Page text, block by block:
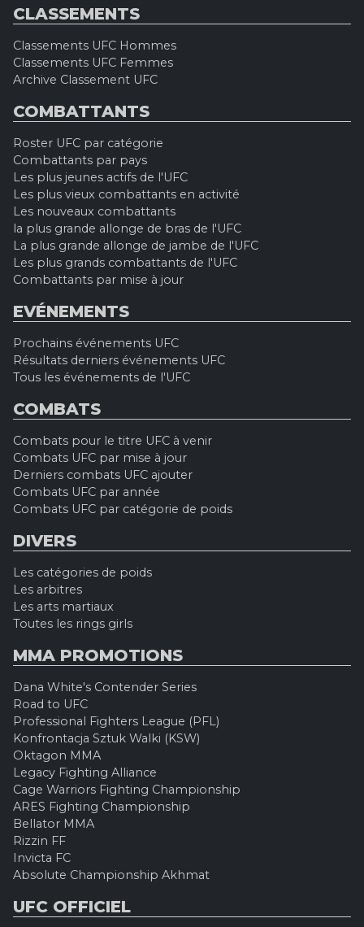
CLASSEMENTS
Classements UFC Hommes
Classements UFC Femmes
Archive Classement UFC
COMBATTANTS
Roster UFC par catégorie
Combattants par pays
Les plus jeunes actifs de l'UFC
Les plus vieux combattants en activité
Les nouveaux combattants
la plus grande allonge de bras de l'UFC
La plus grande allonge de jambe de l'UFC
Les plus grands combattants de l'UFC
Combattants par mise à jour
EVÉNEMENTS
Prochains événements UFC
Résultats derniers événements UFC
Tous les événements de l'UFC
COMBATS
Combats pour le titre UFC à venir
Combats UFC par mise à jour
Derniers combats UFC ajouter
Combats UFC par année
Combats UFC par catégorie de poids
DIVERS
Les catégories de poids
Les arbitres
Les arts martiaux
Toutes les rings girls
MMA PROMOTIONS
Dana White's Contender Series
Road to UFC
Professional Fighters League (PFL)
Konfrontacja Sztuk Walki (KSW)
Oktagon MMA
Legacy Fighting Alliance
Cage Warriors Fighting Championship
ARES Fighting Championship
Bellator MMA
Rizzin FF
Invicta FC
Absolute Championship Akhmat
UFC OFFICIEL